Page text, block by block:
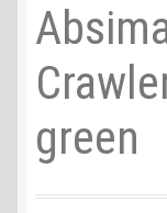
Recycling,
Shop
Warenkorb
Ablauf einer
green